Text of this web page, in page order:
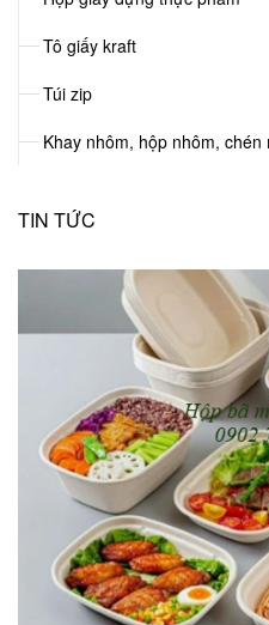
Tô giấy kraft
Túi zip
Khay nhôm, hộp nhôm, chén
TIN TỨC